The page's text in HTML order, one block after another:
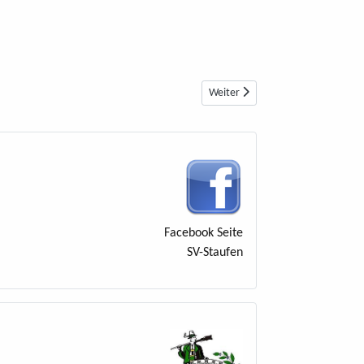
Nächster Beitrag: 1907
Weiter
Facebook Seite
SV-Staufen